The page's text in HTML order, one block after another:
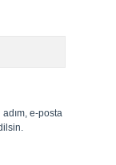
e-posta